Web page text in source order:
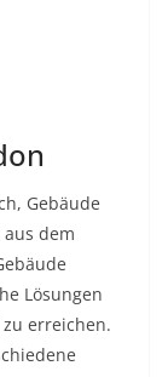
Gebäude
dem
Lösungen
erreichen.